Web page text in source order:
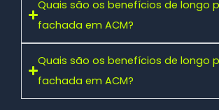
Quais são os benefícios de longo
fachada em ACM?
Quais são os benefícios de longo
fachada em ACM?